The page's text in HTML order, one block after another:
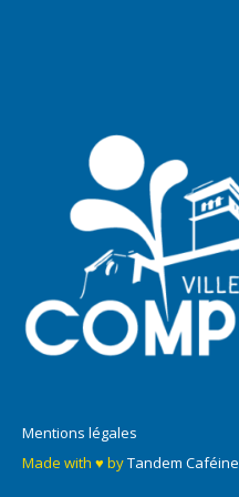
Mentions légales
Made with ♥ byTandem Caféine